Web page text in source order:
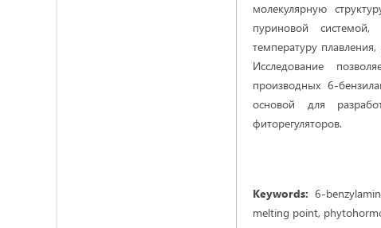
молекулярную
пуриновой системой,
температуру плавления,
Исследование
производных 6-
основой для
фиторегуляторов.
Keywords: 6-
melting point,